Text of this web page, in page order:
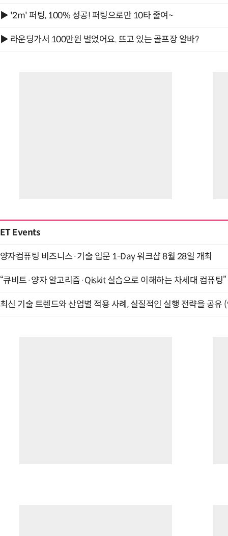
▶ '2m' 퍼팅, 100% 성공! 퍼팅으로만 10타 줄여~
▶ 라운딩가서 100만원 벌었어요. 뜨고 있는 골프장 알바?
ET Events
양자컴퓨팅 비즈니스·기술 입문 1-Day 워크샵 8월 28일 개최
“큐비트·양자 알고리즘·Qiskit 실습으로 이해하는 차세대 컴퓨팅
최신 기술 트렌드와 산업별 적용 사례, 실질적인 실행 전략을 공유